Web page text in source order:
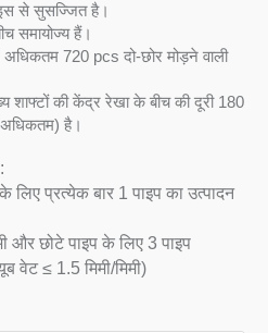
से सुसज्जित है।
समायोज्य हैं।
720 pcs दो-छोर मोड़ने वाली
शाफ्टों की केंद्र रेखा के बीच की दूरी 180
है।
प्रत्येक बार 1 पाइप का उत्पादन
और छोटे पाइप के लिए 3 पाइप
वेट ≤ 1.5 मिमी/मिमी)